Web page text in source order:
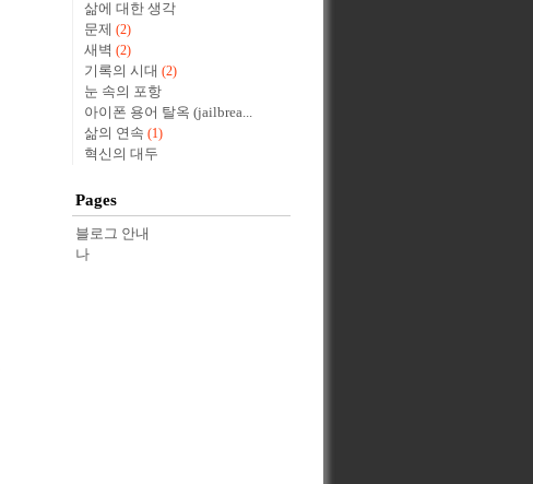
삶에 대한 생각
문제
(2)
새벽 (2)
기록의 시대 (2)
눈 속의 포항
아이폰 용어 탈옥 (jailbrea...
삶의 연속 (1)
혁신의 대두
Pages
블로그 안내
나